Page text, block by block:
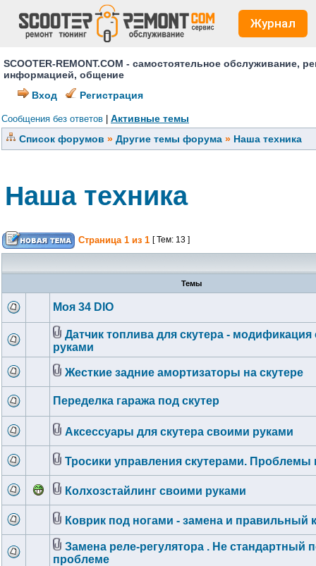
Журнал
SCOOTER-REMONT.COM - самостоятельное
информацией, общение
Вход
Регистрация
Сообщения без ответов
Активные темы
Список форумов » Другие темы форума » Наша техника
Наша техника
Страница 1 из 1 [ Тем: 13 ]
Темы
Моя 34 DIO
Датчик топлива для скутера -
руками
Жесткие задние амортизаторы на скутере
Переделка гаража под скутер
Аксессуары для скутера своими руками
Тросики управления скутерами. Проблемы
Колхозстайлинг своими руками
Коврик под ногами - замена и правильный
Замена реле-регулятора . Не стандартный
проблеме